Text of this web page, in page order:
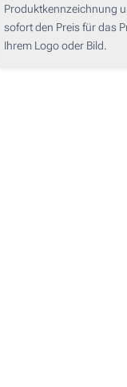
Produktkennzeichnung
sofort den Preis für das
Ihrem Logo oder Bild.